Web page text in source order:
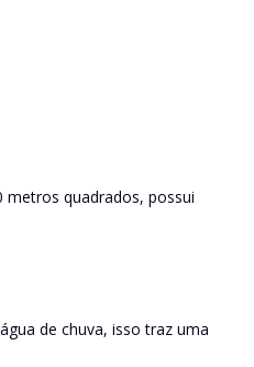
metros quadrados, possui
de chuva, isso traz uma